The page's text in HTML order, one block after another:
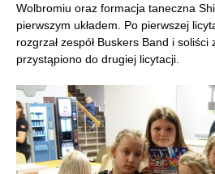
Wolbromiu oraz formacja taneczna
pierwszym układem. Po pierwszej
rozgrzał zespół Buskers Band i
przystąpiono do drugiej licytacji.